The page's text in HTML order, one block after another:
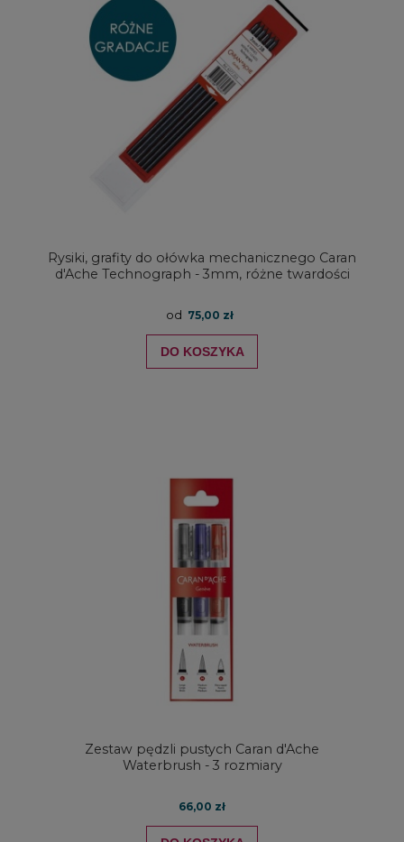
Rysiki, grafity do ołówka mechanicznego Caran
d'Ache Technograph - 3mm, różne twardości
od 75,00 zł
DO KOSZYKA
Zestaw pędzli pustych Caran d'Ache
Waterbrush - 3 rozmiary
66,00 zł